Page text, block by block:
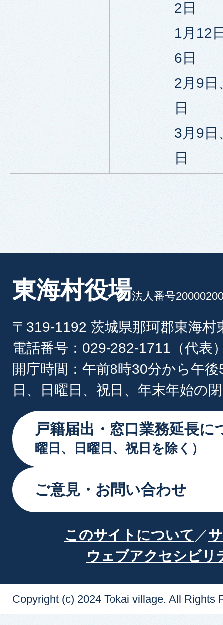
2日
1月12
6日
2月9日
日
3月9日
日
東海村役場法人番号
〒319-1192 茨城県那珂郡東海村
電話番号：029-282-1711（代表
開庁時間：午前8時30分から午
日、日曜日、祝日、年末年始の
戸籍届出・窓口業務延長に
曜日、日曜日、祝日を除く）
ご意見・お問い合わせ
このサイトについて
ウェブアクセシビリ
Copyright (c) 2024 Tokai village. All Rights